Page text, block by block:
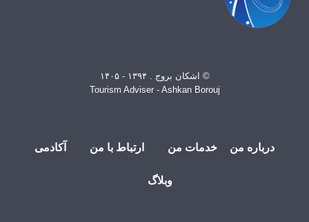
© اشکان بروج . ۱۳۹۴ - ۱۴۰۵
Tourism Adviser - Ashkan Borouj
درباره من خدمات من ارتباط با من آکادمی
وبلاگ